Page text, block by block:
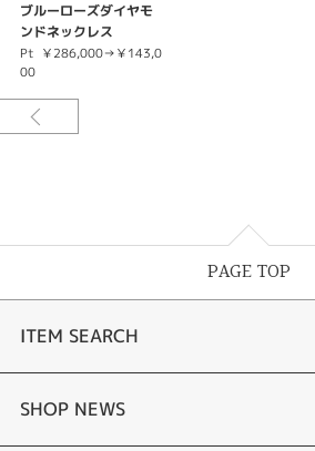
紹介文
※この商品は2024年8/1～8/31の期間限定商品に
※数に限りがございます。なくなり次第終了とな
ブルーローズダイヤモ
ンドネックレス
Pt ￥286,000→￥143,0
00
PAGE TOP
ITEM SEARCH
あこや真珠
SHOP NEWS